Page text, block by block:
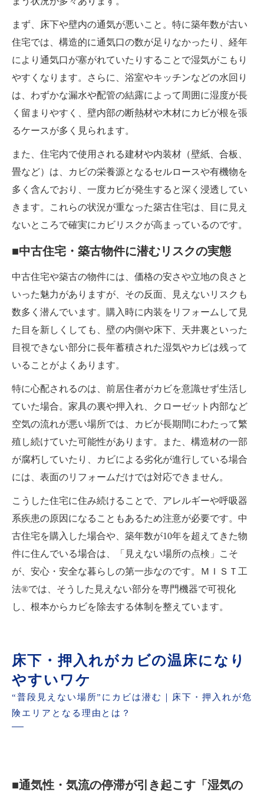
まず、床下や壁内の通気が悪いこと。特に築年数が古い
住宅では、構造的に通気口の数が足りなかったり、経年
により通気口が塞がれていたりすることで湿気がこもり
やすくなります。さらに、浴室やキッチンなどの水回り
は、わずかな漏水や配管の結露によって周囲に湿度が長
く留まりやすく、壁内部の断熱材や木材にカビが根を張
るケースが多く見られます。
また、住宅内で使用される建材や内装材（壁紙、合板、
畳など）は、カビの栄養源となるセルロースや有機物を
多く含んでおり、一度カビが発生すると深く浸透してい
きます。これらの状況が重なった築古住宅は、目に見え
ないところで確実にカビリスクが高まっているのです。
■中古住宅・築古物件に潜むリスクの実態
中古住宅や築古の物件には、価格の安さや立地の良さと
いった魅力がありますが、その反面、見えないリスクも
数多く潜んでいます。購入時に内装をリフォームして見
た目を新しくしても、壁の内側や床下、天井裏といった
目視できない部分に長年蓄積された湿気やカビは残って
いることがよくあります。
特に心配されるのは、前居住者がカビを意識せず生活し
ていた場合。家具の裏や押入れ、クローゼット内部など
空気の流れが悪い場所では、カビが長期間にわたって繁
殖し続けていた可能性があります。また、構造材の一部
が腐朽していたり、カビによる劣化が進行している場合
には、表面のリフォームだけでは対応できません。
こうした住宅に住み続けることで、アレルギーや呼吸器
系疾患の原因になることもあるため注意が必要です。中
古住宅を購入した場合や、築年数が10年を超えてきた物
件に住んでいる場合は、「見えない場所の点検」こそ
が、安心・安全な暮らしの第一歩なのです。ＭＩＳＴ工
法®では、そうした見えない部分を専門機器で可視化
し、根本からカビを除去する体制を整えています。
床下・押入れがカビの温床になり
やすいワケ
“普段見えない場所”にカビは潜む｜床下・押入れが危
険エリアとなる理由とは？
■通気性・気流の停滞が引き起こす「湿気の